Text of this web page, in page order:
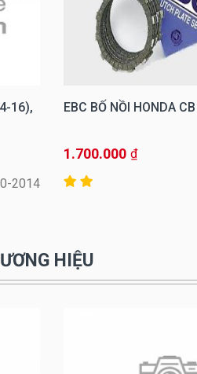
EBC BỐ NỒI HONDA
1.700.000 ₫
16),
2014
HIỆU